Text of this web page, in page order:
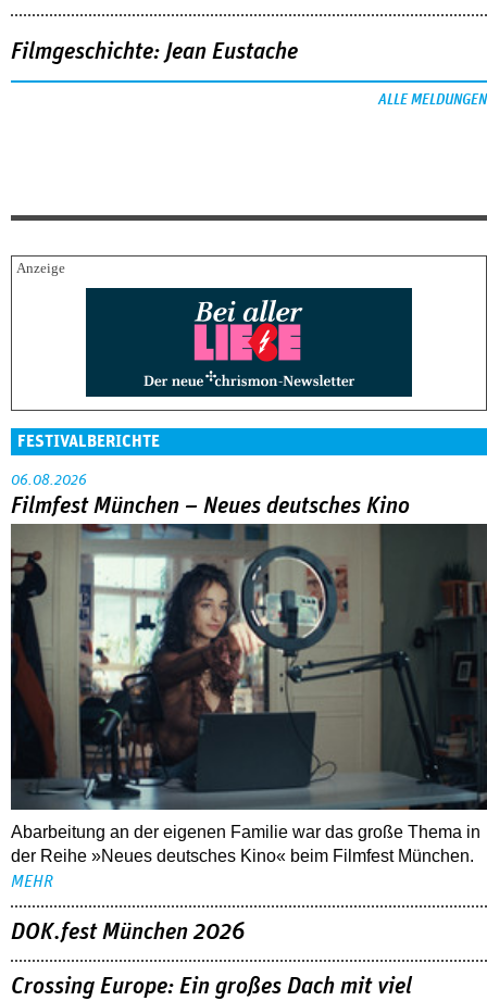
Filmgeschichte: Jean Eustache
ALLE MELDUNGEN
FESTIVALBERICHTE
06.08.2026
Filmfest München – Neues deutsches Kino
Abarbeitung an der eigenen Familie war das große Thema in
der Reihe »Neues deutsches Kino« beim Filmfest München.
MEHR
DOK.fest München 2026
Crossing Europe: Ein großes Dach mit viel